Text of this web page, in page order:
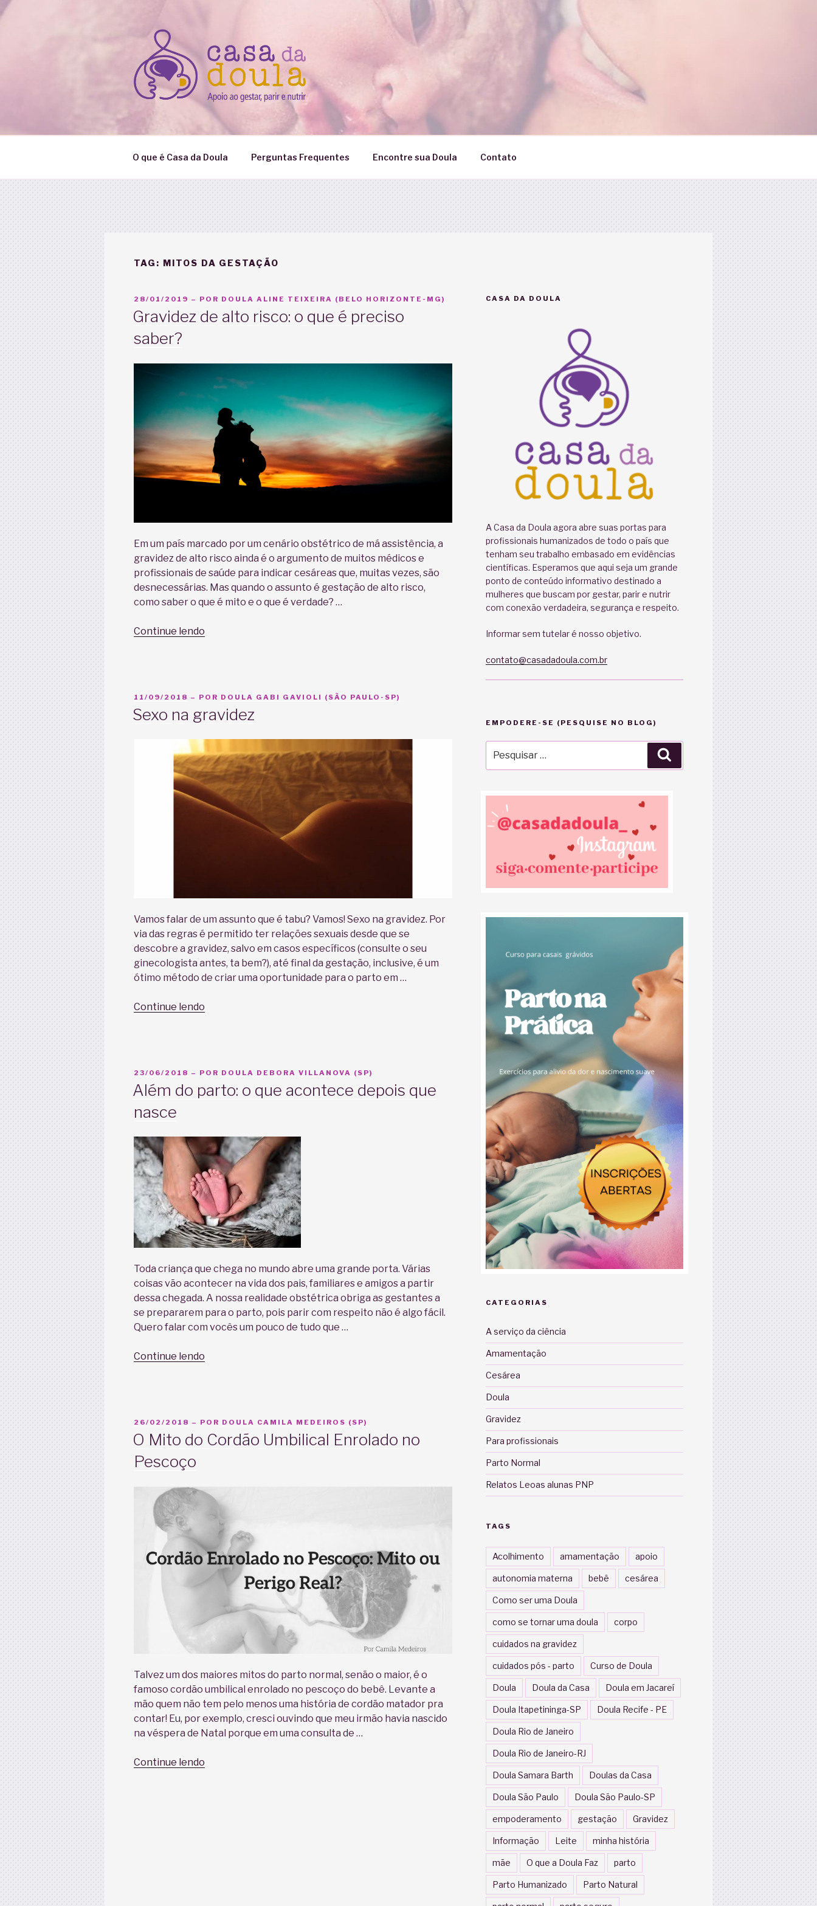
Pular
O que é Casa da Doula Perguntas Frequentes Encontre sua Doula Contato
TAG: MITOS DA GESTAÇÃO
PUBLICADO
28/01/2019 – POR DOULA ALINE TEIXEIRA (BELO HORIZONTE-MG)
Gravidez de alto risco: o que é preciso
saber?
Em um país marcado por um cenário obstétrico de má assistência, a
gravidez de alto risco ainda é o argumento de muitos médicos e
profissionais de saúde para indicar cesáreas que, muitas vezes, são
desnecessárias. Mas quando o assunto é gestação de alto risco,
como saber o que é mito e o que é verdade? …
Continue lendo
que
é
saber?”
PUBLICADO
11/09/2018 – POR DOULA GABI GAVIOLI (SÃO PAULO-SP)
Sexo na gravidez
Vamos falar de um assunto que é tabu? Vamos! Sexo na gravidez. Por
via das regras é permitido ter relações sexuais desde que se
descobre a gravidez, salvo em casos específicos (consulte o seu
ginecologista antes, ta bem?), até final da gestação, inclusive, é um
ótimo método de criar uma oportunidade para o parto em …
Continue lendo
PUBLICADO
23/06/2018 – POR DOULA DEBORA VILLANOVA (SP)
Além do parto: o que acontece depois que
nasce
Toda criança que chega no mundo abre uma grande porta. Várias
coisas vão acontecer na vida dos pais, familiares e amigos a partir
dessa chegada. A nossa realidade obstétrica obriga as gestantes a
se prepararem para o parto, pois parir com respeito não é algo fácil.
Quero falar com vocês um pouco de tudo que …
Continue lendo
depois
PUBLICADO
26/02/2018 – POR DOULA CAMILA MEDEIROS (SP)
O Mito do Cordão Umbilical Enrolado no
Pescoço
Talvez um dos maiores mitos do parto normal, senão o maior, é o
famoso cordão umbilical enrolado no pescoço do bebê. Levante a
mão quem não tem pelo menos uma história de cordão matador pra
contar! Eu, por exemplo, cresci ouvindo que meu irmão havia nascido
na véspera de Natal porque em uma consulta de …
Continue lendo
CASA DA DOULA
A Casa da Doula agora abre suas portas para
profissionais humanizados de todo o país que
tenham seu trabalho embasado em evidências
científicas. Esperamos que aqui seja um grande
ponto de conteúdo informativo destinado a
mulheres que buscam por gestar, parir e nutrir
com conexão verdadeira, segurança e respeito.
Informar sem tutelar é nosso objetivo.
contato@casadadoula.com.br
EMPODERE-SE (PESQUISE NO BLOG)
por:
CATEGORIAS
A serviço da ciência
Amamentação
Cesárea
Doula
Gravidez
Para profissionais
Parto Normal
Relatos Leoas alunas PNP
TAGS
Acolhimento amamentação apoio
autonomia materna bebê cesárea
Como ser uma Doula
como se tornar uma doula corpo
cuidados na gravidez
cuidados pós - parto Curso de Doula
Doula Doula da Casa Doula em Jacareí
Doula Itapetininga-SP Doula Recife - PE
Doula Rio de Janeiro
Doula Rio de Janeiro-RJ
Doula Samara Barth Doulas da Casa
Doula São Paulo Doula São Paulo-SP
empoderamento gestação Gravidez
Informação Leite minha história
mãe O que a Doula Faz parto
Parto Humanizado Parto Natural